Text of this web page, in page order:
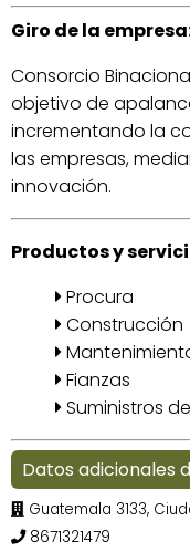
Giro de la
Consorcio
objetivo de
incrementando la
las empresas,
innovación.
Productos y
Procura
Construcción
Fianzas
Suministros
Datos adicionales
Guatemala 3133,
8671321479